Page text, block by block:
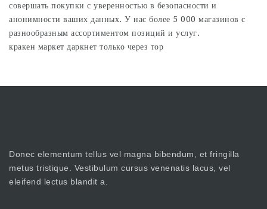
совершать покупки с уверенностью в безопасности и
анонимности ваших данных. У нас более 5 000 магазинов с
разнообразным ассортиментом позиций и услуг.
кракен маркет даркнет только через тор
Donec elementum tellus vel magna bibendum, et fringilla
metus tristique. Vestibulum cursus venenatis lacus, vel
eleifend lectus blandit a.